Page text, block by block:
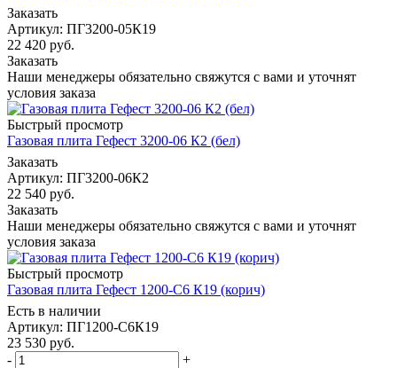
Заказать
Артикул: ПГ3200-05К19
22 420 руб.
Заказать
Наши менеджеры обязательно свяжутся с вами и уточнят
условия заказа
Быстрый просмотр
Газовая плита Гефест 3200-06 К2 (бел)
Заказать
Артикул: ПГ3200-06К2
22 540 руб.
Заказать
Наши менеджеры обязательно свяжутся с вами и уточнят
условия заказа
Быстрый просмотр
Газовая плита Гефест 1200-С6 К19 (корич)
Есть в наличии
Артикул: ПГ1200-С6К19
23 530 руб.
-
+